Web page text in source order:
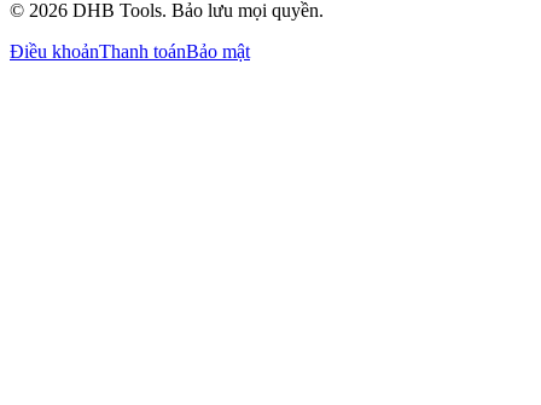
© 2026 DHB Tools. Bảo lưu mọi quyền.
Điều khoảnThanh toánBảo mật